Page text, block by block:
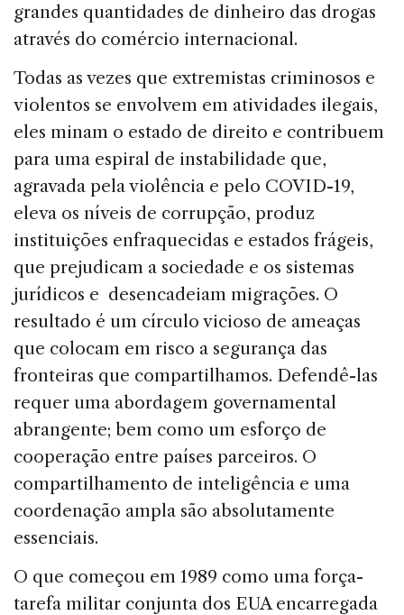
grandes quantidades de dinheiro das drogas
através do comércio internacional.
Todas as vezes que extremistas criminosos e
violentos se envolvem em atividades ilegais,
eles minam o estado de direito e contribuem
para uma espiral de instabilidade que,
agravada pela violência e pelo COVID-19,
eleva os níveis de corrupção, produz
instituições enfraquecidas e estados frágeis,
que prejudicam a sociedade e os sistemas
jurídicos e desencadeiam migrações. O
resultado é um círculo vicioso de ameaças
que colocam em risco a segurança das
fronteiras que compartilhamos. Defendê-las
requer uma abordagem governamental
abrangente; bem como um esforço de
cooperação entre países parceiros. O
compartilhamento de inteligência e uma
coordenação ampla são absolutamente
essenciais.
O que começou em 1989 como uma força-
tarefa militar conjunta dos EUA encarregada